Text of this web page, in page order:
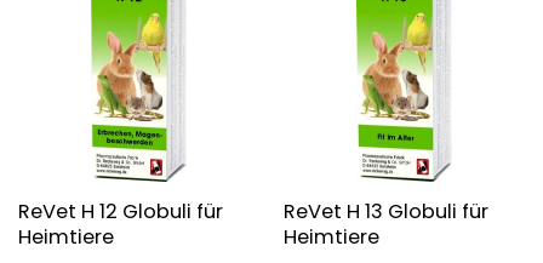
ReVet H 12 Globuli für
Heimtiere
ReVet H 13 Globuli für
Heimtiere